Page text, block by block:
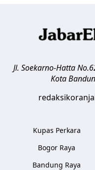
Jl. Soekarno-Hatta
Kota
Kupas Perkara
Bogor Raya
Bandung Raya